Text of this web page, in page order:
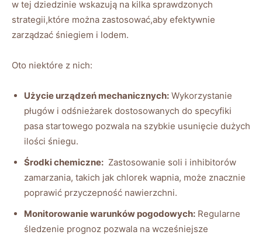
w tej dziedzinie wskazują na kilka sprawdzonych
strategii,które można zastosować,aby efektywnie
zarządzać śniegiem i lodem.
Oto niektóre z nich:
Użycie urządzeń mechanicznych: Wykorzystanie
pługów ‌i⁤ odśnieżarek dostosowanych do specyfiki
⁤pasa startowego pozwala na szybkie usunięcie ⁣dużych
ilości śniegu.
Środki chemiczne: ⁢ Zastosowanie soli i inhibitorów​
zamarzania, ⁣takich jak chlorek wapnia, może znacznie​
poprawić przyczepność nawierzchni.
Monitorowanie⁢ warunków pogodowych: Regularne
śledzenie prognoz pozwala na‍ wcześniejsze